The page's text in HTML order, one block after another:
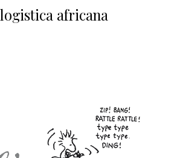
africana